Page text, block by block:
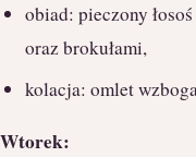
obiad: pieczony
oraz brokułami,
kolacja: omlet
Wtorek: